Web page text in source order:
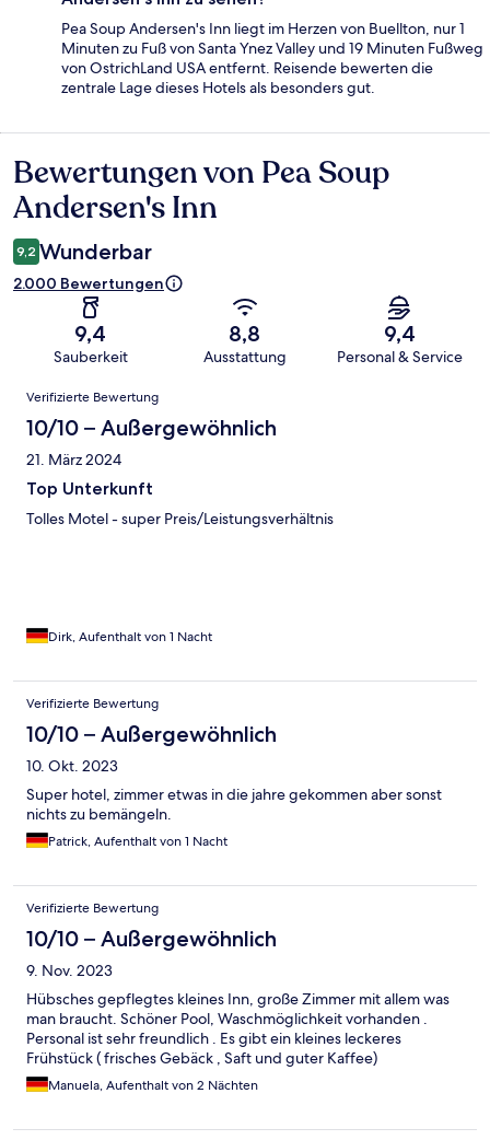
Pea Soup Andersen's Inn liegt im Herzen von Buellton, nur 1
Minuten zu Fuß von Santa Ynez Valley und 19 Minuten Fußweg
von OstrichLand USA entfernt. Reisende bewerten die
zentrale Lage dieses Hotels als besonders gut.
Bewertungen
Bewertungen von Pea Soup
Andersen's Inn
9,2 Wunderbar
2.000 Bewertungen
9,4
Sauberkeit
8,8
Ausstattung
9,4
Personal & Service
Bewertungen
Verifizierte Bewertung
10/10 – Außergewöhnlich
21. März 2024
Top Unterkunft
Tolles Motel - super Preis/Leistungsverhältnis
Dirk, Aufenthalt von 1 Nacht
Verifizierte Bewertung
10/10 – Außergewöhnlich
10. Okt. 2023
Super hotel, zimmer etwas in die jahre gekommen aber sonst
nichts zu bemängeln.
Patrick, Aufenthalt von 1 Nacht
Verifizierte Bewertung
10/10 – Außergewöhnlich
9. Nov. 2023
Hübsches gepflegtes kleines Inn, große Zimmer mit allem was
man braucht. Schöner Pool, Waschmöglichkeit vorhanden .
Personal ist sehr freundlich . Es gibt ein kleines leckeres
Frühstück ( frisches Gebäck , Saft und guter Kaffee)
Manuela, Aufenthalt von 2 Nächten